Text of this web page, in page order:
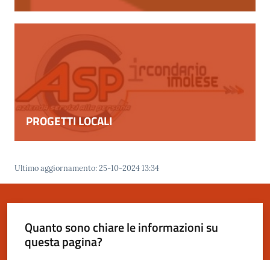
gli
argomenti
PROGETTI LOCALI
Ultimo aggiornamento:25-10-2024 13:34
Quanto sono chiare le informazioni su
questa pagina?